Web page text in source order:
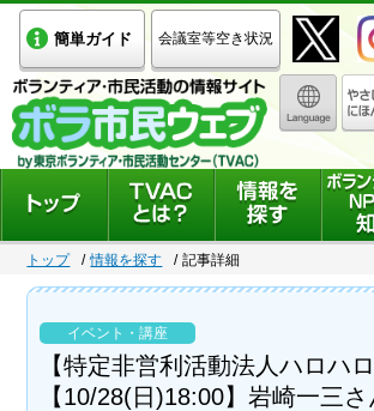
簡単ガイド 会議室等空き状況
トップ 情報を探す 記事詳細
イベント・講座
【特定非営利活動法人ハロハロ
【10/28(日)18:00】岩崎一三さ